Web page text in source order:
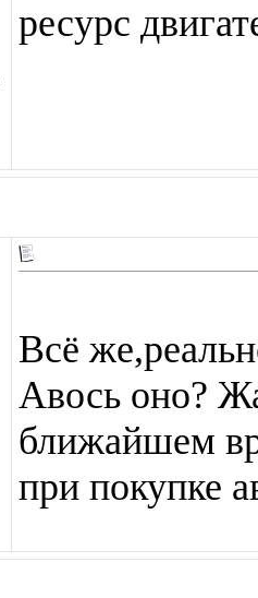
ресурс
Всё
Авось оно?
ближайшем
при покупке